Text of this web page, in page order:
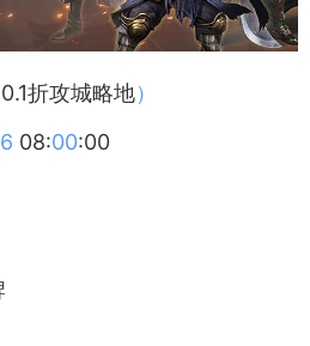
0.1折攻城略地）
08:00:00